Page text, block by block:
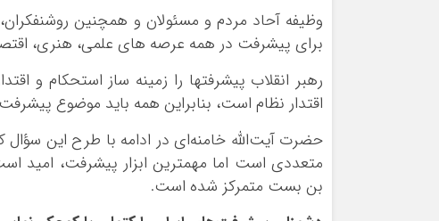
وظیفه آحاد مردم و مسئولان و همچنین
برای پیشرفت در همه عرصه های علمی، هنری،
رهبر انقلاب پیشرفتها را زمینه ساز استحکام و
اقتدار نظام است، ‌بنابراین همه باید موضوع
حضرت آیت‌الله خامنه‌ای در ادامه با طرح این سؤال
متعددی است اما مهمترین ابزار پیشرفت، امید
بن بست متمرکز شده است.